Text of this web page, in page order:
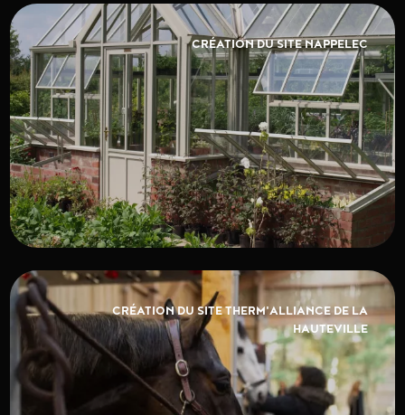
CRÉATION DU SITE NAPPELEC
CRÉATION DU SITE THERM'ALLIANCE DE LA
HAUTEVILLE